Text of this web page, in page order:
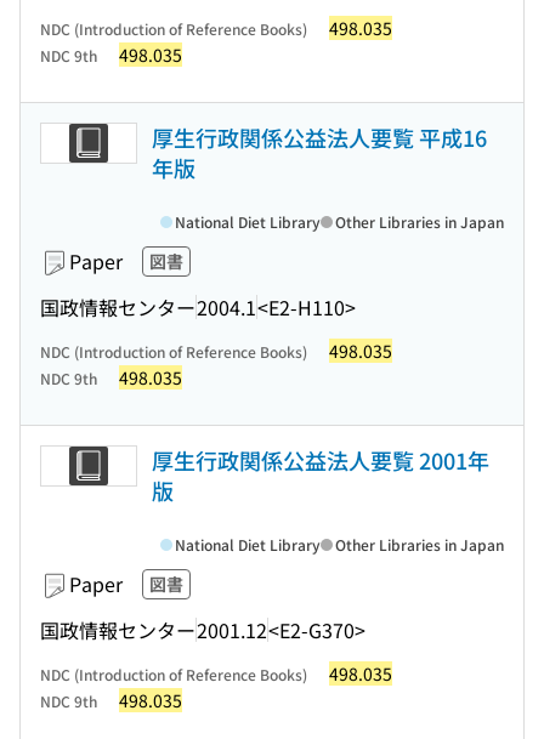
NDC (Introduction of Reference Books) 498.035
NDC 9th 498.035
厚生行政関係公益法人要覧 平成16
年版
Paper 図書
国政情報センター2004.1<E2-H110>
National Diet Library Other Libraries in Japan
NDC (Introduction of Reference Books) 498.035
NDC 9th 498.035
厚生行政関係公益法人要覧 2001年
版
Paper 図書
国政情報センター2001.12<E2-G370>
National Diet Library Other Libraries in Japan
NDC (Introduction of Reference Books) 498.035
NDC 9th 498.035